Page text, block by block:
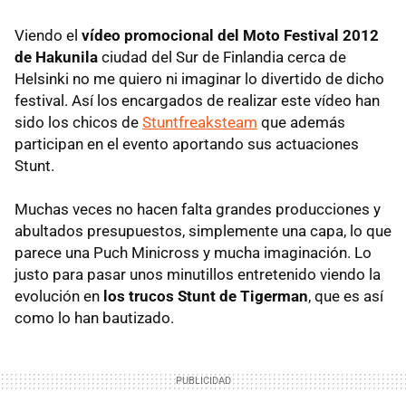
Viendo el vídeo promocional del Moto Festival 2012
de Hakunila ciudad del Sur de Finlandia cerca de
Helsinki no me quiero ni imaginar lo divertido de dicho
festival. Así los encargados de realizar este vídeo han
sido los chicos de Stuntfreaksteam que además
participan en el evento aportando sus actuaciones
Stunt.
Muchas veces no hacen falta grandes producciones y
abultados presupuestos, simplemente una capa, lo que
parece una Puch Minicross y mucha imaginación. Lo
justo para pasar unos minutillos entretenido viendo la
evolución en los trucos Stunt de Tigerman, que es así
como lo han bautizado.